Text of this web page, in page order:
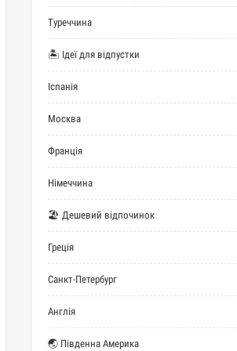
Туреччина
🏝 Ідеї для відпустки
Іспанія
Москва
Франція
Німеччина
🏖 Дешевий відпочинок
Греція
Санкт-Петербург
Англія
🌏 Південна Америка